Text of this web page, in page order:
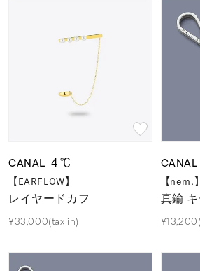
リングサイズ
リングサイズ
CANAL ４℃
【EARFLOW】
レイヤードカフ
¥33,000(tax in)
【nem.】
真鍮